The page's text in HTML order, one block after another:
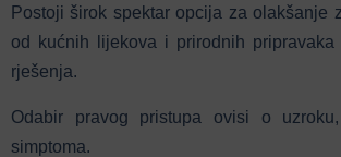
Postoji širok spektar opcija za olakšanje
od kućnih lijekova i prirodnih pripravaka
rješenja.
Odabir pravog pristupa ovisi o
simptoma.